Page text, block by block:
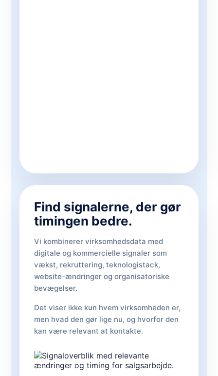
Find signalerne, der gør
timingen bedre.
Vi kombinerer virksomhedsdata med
digitale og kommercielle signaler som
vækst, rekruttering, teknologistack,
website-ændringer og organisatoriske
bevægelser.
Det viser ikke kun hvem virksomheden er,
men hvad den gør lige nu, og hvorfor den
kan være relevant at kontakte.